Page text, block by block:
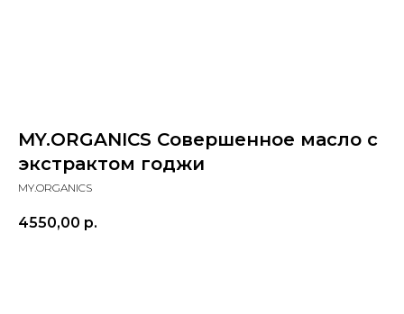
MY.ORGANICS Совершенное масло с
экстрактом годжи
MY.ORGANICS
4550,00 р.